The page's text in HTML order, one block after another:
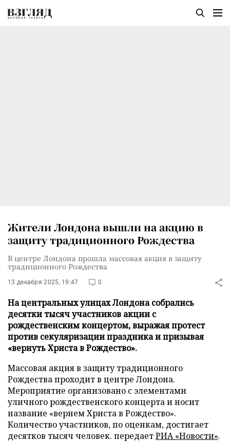
Жители Лондона вышли на акцию в
защиту традиционного Рождества
В центре Лондона прошла массовая акция в защиту
традиционного Рождества
13 декабря 2025, 19:47 0
На центральных улицах Лондона собрались
десятки тысяч участников акции с
рождественским концертом, выражая протест
против секуляризации праздника и призывая
«вернуть Христа в Рождество».
Массовая акция в защиту традиционного
Рождества проходит в центре Лондона.
Мероприятие организовано с элементами
уличного рождественского концерта и носит
название «вернем Христа в Рождество».
Количество участников, по оценкам, достигает
десятков тысяч человек. передаетРИА «Новости».